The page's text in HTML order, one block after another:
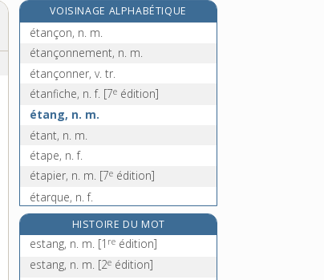
VOISINAGE ALPHABÉTIQUE
étancher, v. tr.
étançon, n. m.
étançonnement, n. m.
étançonner, v. tr.
étanfiche, n. f. [7e édition]
étang, n. m.
étant, n. m.
étape, n. f.
étapier, n. m. [7e édition]
étarque, n. f.
étarquer, v. tr.
état, n. m.
État-gendarme, n. m.
HISTOIRE DU MOT
estang, n. m. [1 re édition]
estang, n. m. [2e édition]